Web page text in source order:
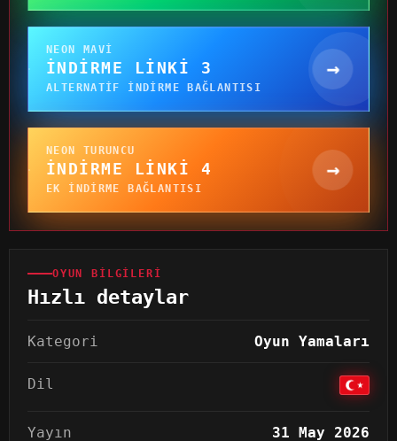
NEON MAVI
İNDIRME LINKI 3
ALTERNATIF INDIRME BAĞLANTISI
→
NEON TURUNCU
İNDIRME LINKI 4
EK INDIRME BAĞLANTISI
→
OYUN BILGILERI
Hızlı detaylar
Kategori Oyun Yamaları
Dil
Yayın 31 May 2026